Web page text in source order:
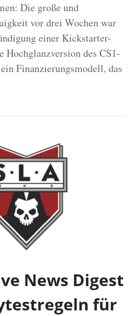
Die große und
vor drei Wochen war
einer Kickstarter-
Hochglanzversion des CS1-
Finanzierungsmodell, das
News Digest
für